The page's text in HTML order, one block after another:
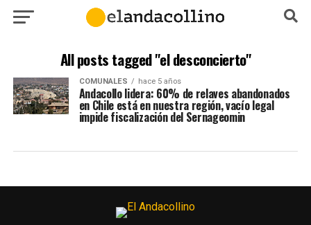
All posts tagged "el desconcierto"
COMUNALES hace 5 años
Andacollo lidera: 60% de relaves abandonados
en Chile está en nuestra región, vacío legal
impide fiscalización del Sernageomin